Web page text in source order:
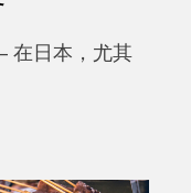
在日本，尤其